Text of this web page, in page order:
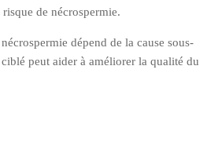
de nécrospermie.
dépend de la cause sous-
peut aider à améliorer la qualité du